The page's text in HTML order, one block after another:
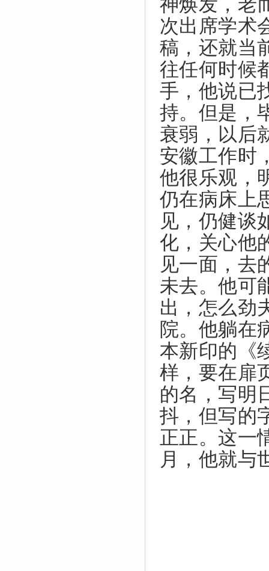
神焕发，老
次出席学术
稿，还就当
往任何时候
手，他说已
持。但是，
衰弱，以后
安徽工作时
他很乐观，
仍在病床上
见，仍健谈
化，关心他
见一面，去
未去。他可
出，怎么劲
院。他躺在
本新印的《
样，要在扉
的名，写明
抖，但写的
正正。这一
月，他就与